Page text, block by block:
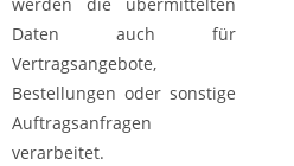
Daten auch für
Vertragsangebote,
Bestellungen oder sonstige
Auftragsanfragen
verarbeitet.